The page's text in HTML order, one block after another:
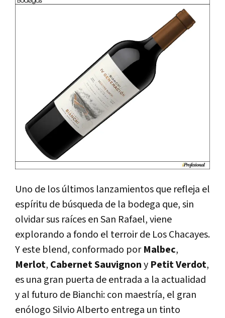
Uno de los últimos lanzamientos que refleja el
espíritu de búsqueda de la bodega que, sin
olvidar sus raíces en San Rafael, viene
explorando a fondo el terroir de Los Chacayes.
Y este blend, conformado porMalbec,
Merlot, Cabernet Sauvignony Petit Verdot,
es una gran puerta de entrada a la actualidad
y al futuro de Bianchi: con maestría, el gran
enólogo Silvio Alberto entrega un tinto